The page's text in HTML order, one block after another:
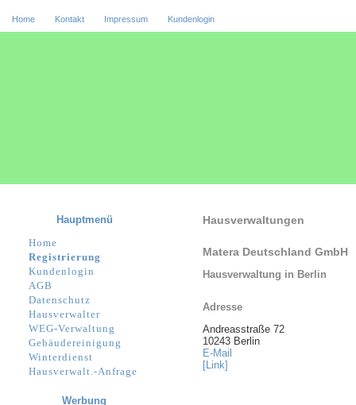
Home Kontakt Impressum Kundenlogin
Hausverwaltungen
Matera Deutschland GmbH
Hausverwaltung in Berlin
Adresse
Andreasstraße 72
10243 Berlin
E-Mail
[Link]
Hauptmenü
Home
Registrierung
Kundenlogin
AGB
Datenschutz
Hausverwalter
WEG-Verwaltung
Gebäudereinigung
Winterdienst
Hausverwalt.-Anfrage
Werbung